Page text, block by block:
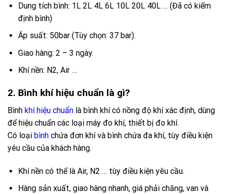
Dung tích bình: 1L 2L 4L 6L 10L 20L 40L … (Đã có kiểm
định bình)
Áp suất: 50bar (Tùy chọn: 37 bar).
Giao hàng: 2 – 3 ngày.
Khí nền: N2, Air …
2. Bình khí hiệu chuẩn là gì?
Bình khí hiệu chuẩn là bình khí có nồng độ khí xác định, dùng
để hiệu chuẩn các loại máy đo khí, thiết bị đo khí.
Có loại bình chứa đơn khí và bình chứa đa khí, tùy điều kiện
yêu cầu của khách hàng.
Khí nền có thể là Air, N2 … tùy điều kiện yêu cầu.
Hàng sản xuất, giao hàng nhanh, giá phải chăng, van và